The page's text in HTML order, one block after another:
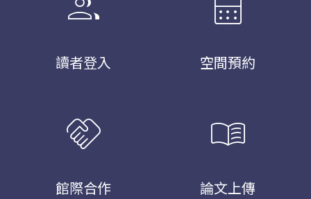
讀者登入 空間預約
handshake
館際合作
menu_book
論文上傳